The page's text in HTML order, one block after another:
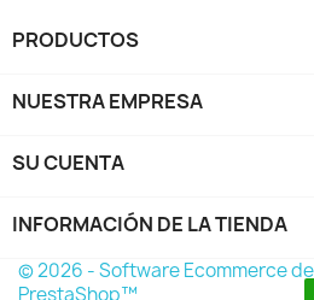
PRODUCTOS
NUESTRA EMPRESA
SU CUENTA
INFORMACIÓN DE LA TIENDA
© 2026 - Software Ecommerce
PrestaShop™